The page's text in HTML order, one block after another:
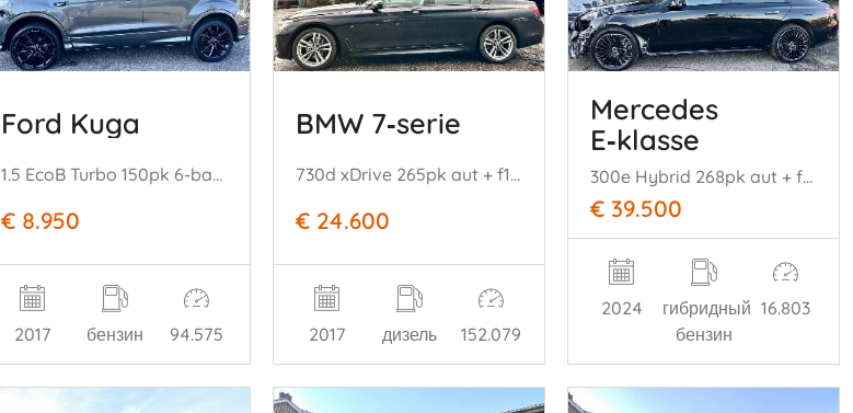
Ford Kuga
1.5 EcoB Turbo 150pk 6-bak ST-Line - nap - navi - xenon - park assist - leer + alcantara - zwarte hemel - keyless
€ 8.950
2017 бензин 94.575
BMW 7‑serie
730d xDrive 265pk aut + f1 High Exe M-Ed - nap - schuifdak - hud - softclose - 360 cam - harman/kardon - luchtvering
€ 24.600
2017 дизель 152.079
Mercedes
E‑klasse
300e Hybrid 268pk aut + f1 AMG-Line - pano - sfeerverl - memory l+r - front + line + side assist - 16dkm
€ 39.500
2024
гибридный
бензин
16.803